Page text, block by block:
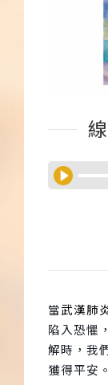
當武漢肺
陷入恐懼
解時，我
獲得平安。